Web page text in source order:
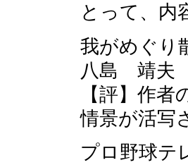
とって、内
我がめぐ
八島 靖夫
【評】作
情景が活写
プロ野球